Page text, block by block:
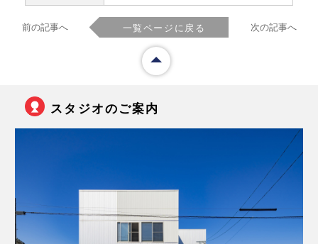
前の記事へ 一覧ページに戻る 次の記事へ
スタジオのご案内